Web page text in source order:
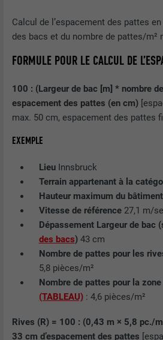
Calcul de l’espacement des pattes
des bacs et du nombre de pattes/m²
FORMULE POUR LE CALCUL DE
100 : (Largeur de bac [m] * nombre
espacement des pattes (en cm)
max. 50 cm, espacement des pattes
EXEMPLE
Lieu Innsbruck
Terrain appartenant à la
Hauteur maximum du bâtiment
Vitesse de référence 27,1 m/
Dépassement Largeur de bac
des bacs) 43 cm
Nombre de pattes pour les
5,8 pièces/m²
Nombre de pattes pour la
(TABLEAU): 4,6 pièces/m²
Rives (R) = 100 : (0,43 m × 5,8 pc./
33 cm d’espacement des pattes
UTILITÉ
LinkedIn pour
services intégrés
FOURNISSEUR LinkedIn
plusieurs sites
la publicité
l'utilisateur.
NOM lidc
FOURNISSEUR
1 jour
UTILITÉ
Utilisé par le
LinkedIn pour